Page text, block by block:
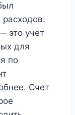
расходов.
это учет
для
по
Счет